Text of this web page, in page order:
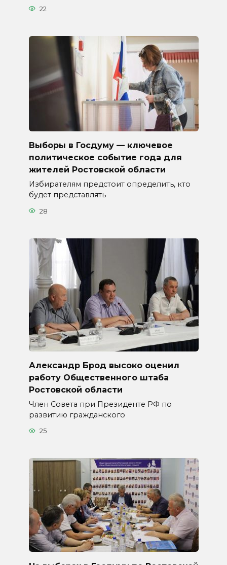
22
Выборы в Госдуму — ключевое
политическое событие года для
жителей Ростовской области
Избирателям предстоит определить, кто
будет представлять
28
Александр Брод высоко оценил
работу Общественного штаба
Ростовской области
Член Совета при Президенте РФ по
развитию гражданского
25